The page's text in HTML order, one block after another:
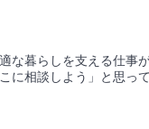
な暮らしを支える仕事
に相談しよう」と思っ